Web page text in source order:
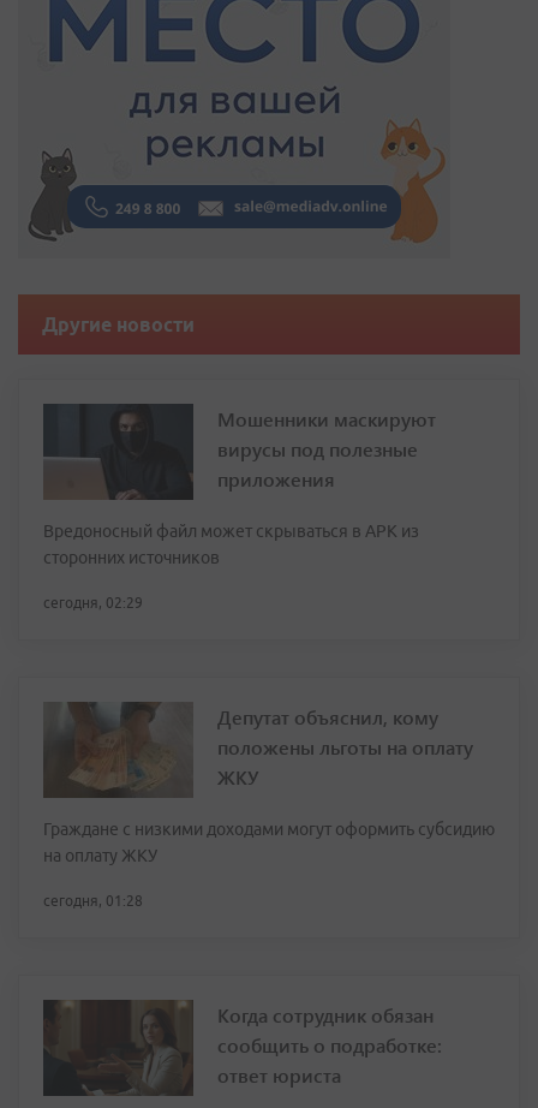
Другие новости
Мошенники маскируют
вирусы под полезные
приложения
Вредоносный файл может скрываться в APK из
сторонних источников
сегодня, 02:29
Депутат объяснил, кому
положены льготы на оплату
ЖКУ
Граждане с низкими доходами могут оформить субсидию
на оплату ЖКУ
сегодня, 01:28
Когда сотрудник обязан
сообщить о подработке:
ответ юриста